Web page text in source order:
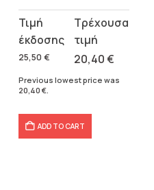
25,50 €
Original
price
was:
20,40€
Current
price
is:
Previous lowest price was
20,40 €
ADD TO CART